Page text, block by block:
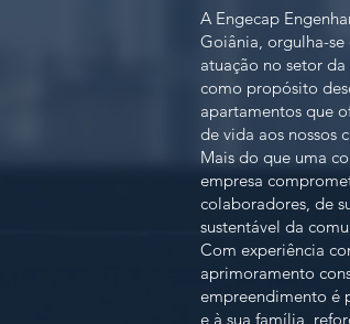
A Engecap
Goiânia, orgulha-se
atuação no setor
como propósito
apartamentos que
de vida aos nossos
Mais do que uma
empresa
colaboradores, de
sustentável da
Com experiência
aprimoramento
empreendimento é
e à sua família,